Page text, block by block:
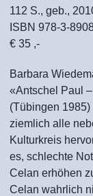
112 S., geb.,
ISBN 978-3-
€ 35 ,-
Barbara
«Antschel Paul
(Tübingen
ziemlich alle
Kulturkreis
es, schlechte
Celan erhöhen
Celan wahrlich